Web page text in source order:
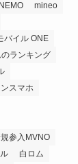
mineo
バイル ONE
ランキング
スマホ
参入MVNO
白ロム